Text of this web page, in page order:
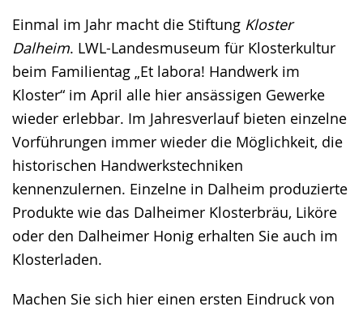
Einmal im Jahr macht die Stiftung Kloster
Dalheim. LWL-Landesmuseum für Klosterkultur
beim Familientag „Et labora! Handwerk im
Kloster“ im April alle hier ansässigen Gewerke
wieder erlebbar. Im Jahresverlauf bieten einzelne
Vorführungen immer wieder die Möglichkeit, die
historischen Handwerkstechniken
kennenzulernen. Einzelne in Dalheim produzierte
Produkte wie das Dalheimer Klosterbräu, Liköre
oder den Dalheimer Honig erhalten Sie auch im
Klosterladen.
Machen Sie sich hier einen ersten Eindruck von